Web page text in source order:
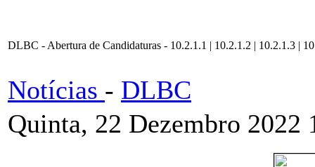
DLBC - Abertura de Candidaturas - 10.2.1.1 | 10.2.1.2 | 10.2.1.3 |
Notícias - DLBC
Quinta, 22 Dezembro 2022